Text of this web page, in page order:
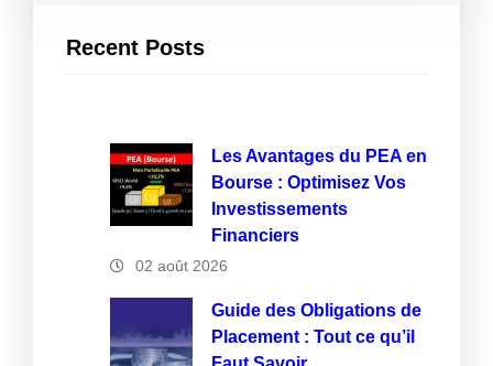
Recent Posts
Les Avantages du PEA en
Bourse : Optimisez Vos
Investissements
Financiers
02 août 2026
Guide des Obligations de
Placement : Tout ce qu’il